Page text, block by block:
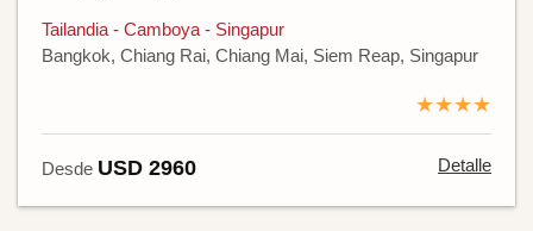
Tailandia - Camboya - Singapur
Bangkok, Chiang Rai, Chiang Mai, Siem Reap, Singapur
★★★★
Desde USD 2960 Detalle